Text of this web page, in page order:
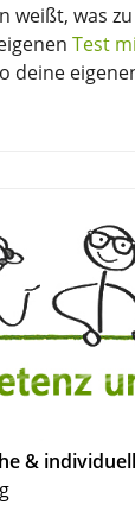
weißt, was
Test
deine
&